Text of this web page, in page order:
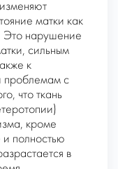
матки как
Это нарушение
сильным
к
проблемам с
что ткань
кроме
и полностью
в